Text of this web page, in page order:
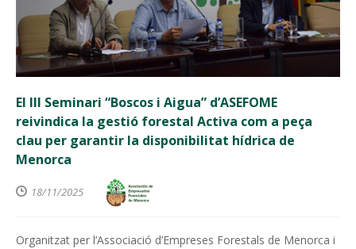
El III Seminari “Boscos i Aigua” d’ASEFOME
reivindica la gestió forestal Activa com a peça
clau per garantir la disponibilitat hídrica de
Menorca
18/11/2025
Organitzat per l’Associació d’Empreses Forestals de Menorca i